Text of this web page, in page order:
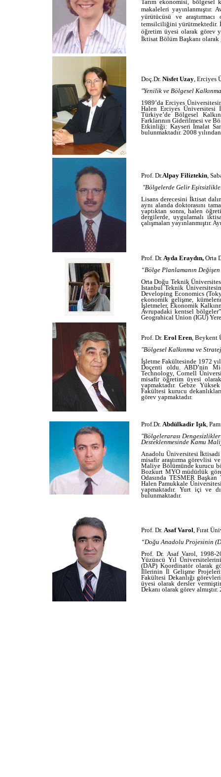
Tarım ekonomisi, bölgesel
makaleleri yayınlanmıştır.
yürütücüsü ve
temsilciliğini yürütmektedir.
öğretim üyesi olarak görev
İktisat Bölüm Başkanı
Doç.Dr. Nisfet Uzay, Erciyes
"Yenilik ve Bölgesel
1989’da Erciyes
Halen Erciyes Üniversitesi
Türkiye’de Bölgesel
Farklarının Giderilmesi ve
Etkinliği: Kayseri İmalat
bulunmaktadır. 2008
Prof. Dr.Alpay Filiztekin,
"Bölgelerde Gelir
Lisans derecesini İktisat
aynı alanda doktorasını
yaptıktan sonra, halen
dergilerde, uygulamalı
çalışmaları yayınlanmıştır.
Prof. Dr.Ayda Eraydın, Orta
“Bölge Planlamanın
Orta Doğu Teknik
Istanbul Teknik
Developing Economics
ekonomik gelişme,
İşletmeler, Ekonomik
Avrupadaki kentsel
Geograhical Union (IGU)
Prof. Dr. Erol Eren, Beykent
"Bölgesel Kalkınma ve
İşletme Fakültesinde 1972
Doçenti oldu. ABD’nin
Technology, Cornell
misafir öğretim üyesi
yapmaktadır. Gebze
Fakültesi kurucu
görev yapmaktadır.
Prof.Dr. Abdülkadir Işık,
"Bölgelerarası
Desteklenmesinde Kamu
Anadolu Üniversitesi
misafir araştırma görevlisi
Maliye Bölümünde kurucu
Bozkurt MYO müdürlük
Odasında TESMER
Halen Pamukkale
yapmaktadır. Yurt içi ve
bulunmaktadır.
Prof. Dr. Asaf Varol, Fırat
“Doğu Anadolu Projesinin
Prof. Dr. Asaf Varol, 1998-
Yüzüncü Yıl
(DAP) Koordinatör olarak
İllerinin İl Gelişme
Fakültesi Dekanlığı
üyesi olarak dersler
Dekanı olarak görev